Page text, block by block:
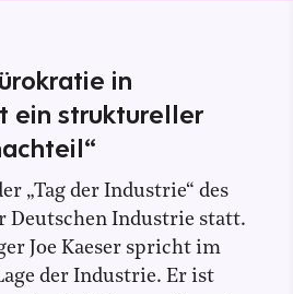
in
ein struktureller
„Tag der Industrie“ des
Deutschen Industrie statt.
Joe Kaeser spricht im
der Industrie. Er ist